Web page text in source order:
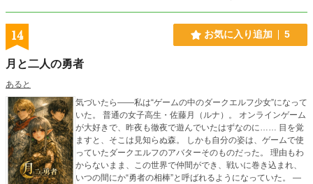
14 お気に入り追加 5
月と二人の勇者
あると
気づいたら――私は“ゲームの中のダークエルフ少女”になって
いた。 普通の女子高生・佐藤月（ルナ）。 オンラインゲーム
が大好きで、昨夜も徹夜で遊んでいたはずなのに…… 目を覚
ますと、そこは見知らぬ森。 しかも自分の姿は、ゲームで使
っていたダークエルフのアバターそのものだった。 理由もわ
からないまま、この世界で仲間ができ、戦いに巻き込まれ、
いつの間にか“勇者の相棒”と呼ばれるようになっていた。 ―